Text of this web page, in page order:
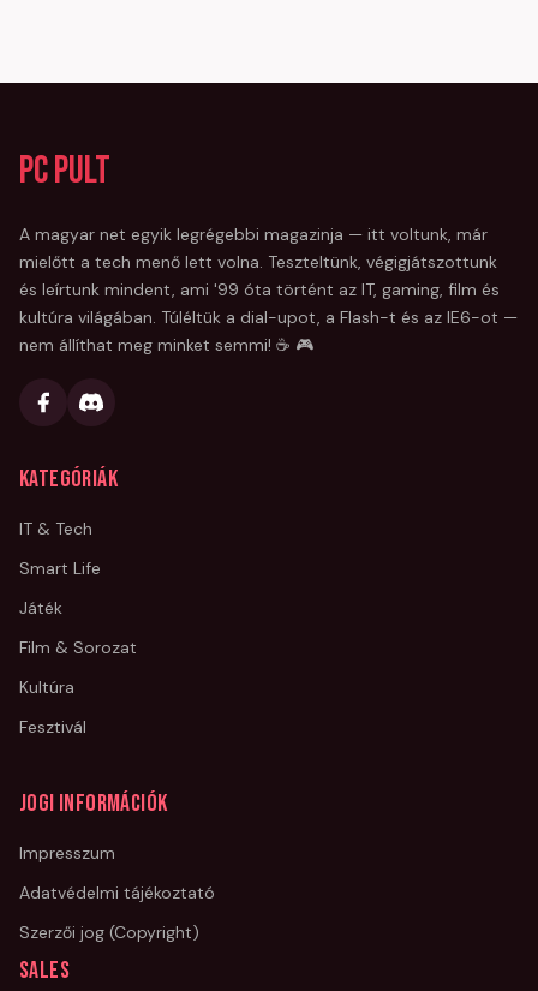
PC Pult
A magyar net egyik legrégebbi magazinja — itt voltunk, már
mielőtt a tech menő lett volna. Teszteltünk, végigjátszottunk
és leírtunk mindent, ami '99 óta történt az IT, gaming, film és
kultúra világában. Túléltük a dial-upot, a Flash-t és az IE6-ot —
nem állíthat meg minket semmi! ☕ 🎮
Kategóriák
IT & Tech
Smart Life
Játék
Film & Sorozat
Kultúra
Fesztivál
Jogi információk
Impresszum
Adatvédelmi tájékoztató
Szerzői jog (Copyright)
Sales